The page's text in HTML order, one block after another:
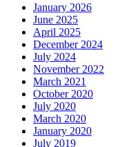
January 2026
June 2025
April 2025
December 2024
July 2024
November 2022
March 2021
October 2020
July 2020
March 2020
January 2020
July 2019